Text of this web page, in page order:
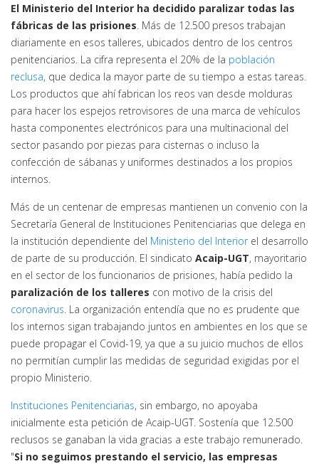
El Ministerio del Interior ha decidido paralizar todas las
fábricas de las prisiones. Más de 12.500 presos trabajan
diariamente en esos talleres, ubicados dentro de los centros
penitenciarios. La cifra representa el 20% de la población
reclusa, que dedica la mayor parte de su tiempo a estas tareas.
Los productos que ahí fabrican los reos van desde molduras
para hacer los espejos retrovisores de una marca de vehículos
hasta componentes electrónicos para una multinacional del
sector pasando por piezas para cisternas o incluso la
confección de sábanas y uniformes destinados a los propios
internos.
Más de un centenar de empresas mantienen un convenio con la
Secretaría General de Instituciones Penitenciarias que delega en
la institución dependiente del Ministerio del Interiorel desarrollo
de parte de su producción. El sindicato Acaip-UGT, mayoritario
en el sector de los funcionarios de prisiones, había pedido la
paralización de los talleres con motivo de la crisis del
coronavirus. La organización entendía que no es prudente que
los internos sigan trabajando juntos en ambientes en los que se
puede propagar el Covid-19, ya que a su juicio muchos de ellos
no permitían cumplir las medidas de seguridad exigidas por el
propio Ministerio.
Instituciones Penitenciarias, sin embargo, no apoyaba
inicialmente esta petición de Acaip-UGT. Sostenía que 12.500
reclusos se ganaban la vida gracias a este trabajo remunerado.
"Si no seguimos prestando el servicio, las empresas